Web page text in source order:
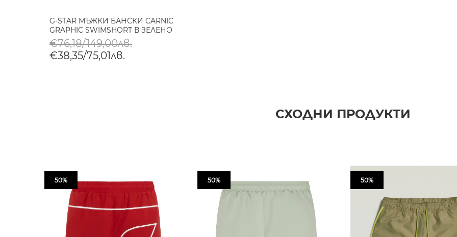
G-STAR МЪЖКИ БАНСКИ CARNIC
GRAPHIC SWIMSHORT В ЗЕЛЕНО
€76,18/149,00лв.
€38,35/75,01лв.
СХОДНИ ПРОДУКТИ
50% 50% 50%